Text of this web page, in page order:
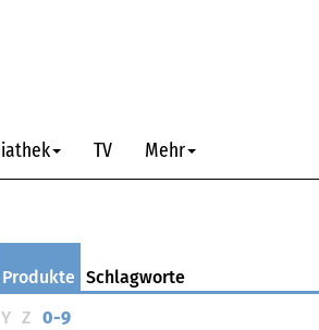
TV Mehr
Produkte Schlagworte
Y Z 0-9